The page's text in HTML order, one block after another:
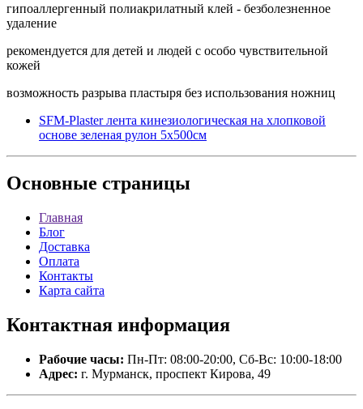
гипоаллергенный полиакрилатный клей - безболезненное
удаление
рекомендуется для детей и людей с особо чувствительной
кожей
возможность разрыва пластыря без использования ножниц
SFM-Plaster лента кинезиологическая на хлопковой
основе зеленая рулон 5x500см
Основные страницы
Главная
Блог
Доставка
Оплата
Контакты
Карта сайта
Контактная информация
Рабочие часы: Пн-Пт: 08:00-20:00, Сб-Вс: 10:00-18:00
Адрес: г. Мурманск, проспект Кирова, 49